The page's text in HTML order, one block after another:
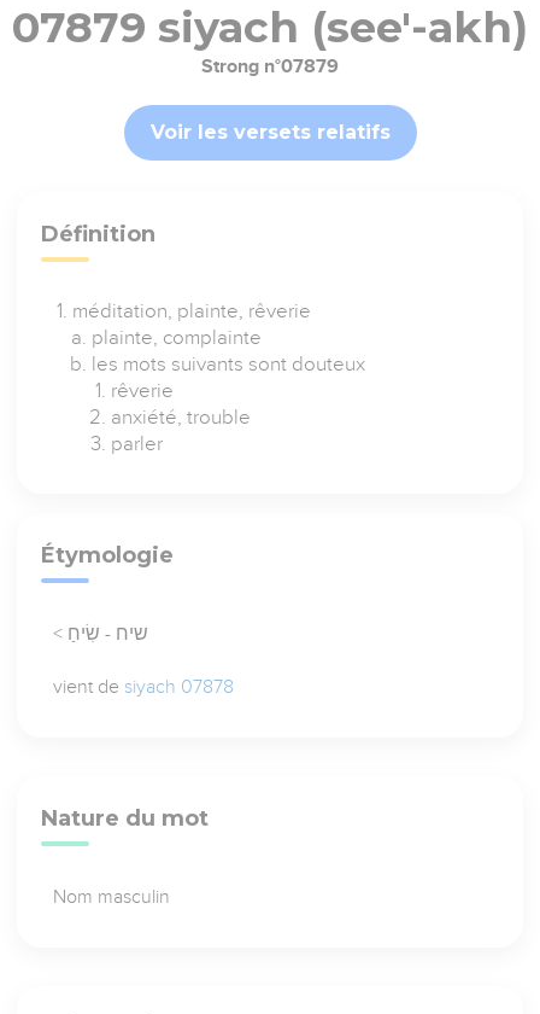
07879 siyach (see'-akh)
Strong n°07879
Voir les versets relatifs
Définition
méditation, plainte, rêverie
plainte, complainte
les mots suivants sont douteux
rêverie
anxiété, trouble
parler
Étymologie
< שיח - שִׂיחַ
vient de siyach 07878
Nature du mot
Nom masculin